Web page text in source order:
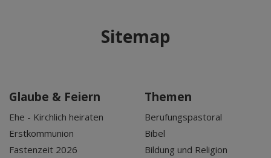
Sitemap
Glaube & Feiern
Ehe - Kirchlich heiraten
Erstkommunion
Fastenzeit 2026
Themen
Berufungspastoral
Bibel
Bildung und Religion